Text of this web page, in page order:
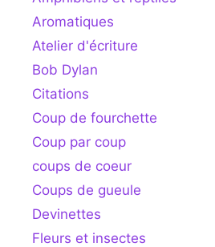
Aromatiques
Atelier d'écriture
Bob Dylan
Citations
Coup de fourchette
Coup par coup
coups de coeur
Coups de gueule
Devinettes
Fleurs et insectes